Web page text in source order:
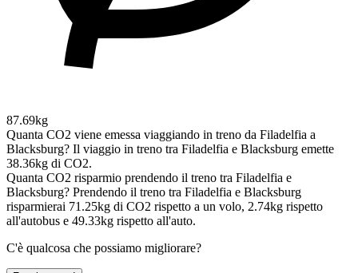
87.69kg
Quanta CO2 viene emessa viaggiando in treno da Filadelfia a
Blacksburg? Il viaggio in treno tra Filadelfia e Blacksburg emette
38.36kg di CO2.
Quanta CO2 risparmio prendendo il treno tra Filadelfia e
Blacksburg? Prendendo il treno tra Filadelfia e Blacksburg
risparmierai 71.25kg di CO2 rispetto a un volo, 2.74kg rispetto
all'autobus e 49.33kg rispetto all'auto.
C'è qualcosa che possiamo migliorare?